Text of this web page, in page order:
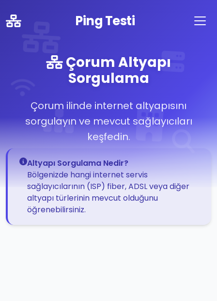
Ping Testi
Çorum Altyapı
Sorgulama
Çorum ilinde internet altyapısını
sorgulayın ve mevcut sağlayıcıları
keşfedin.
Altyapı Sorgulama Nedir?
Bölgenizde hangi internet servis
sağlayıcılarının (ISP) fiber, ADSL veya diğer
altyapı türlerinin mevcut olduğunu
öğrenebilirsiniz.